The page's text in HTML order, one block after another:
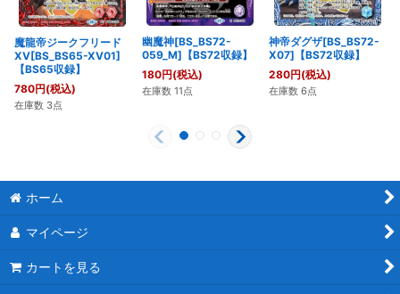
魔龍帝ジークフリード
XV[BS_BS65-XV01]
【BS65収録】
780円(税込)
在庫数 3点
幽魔神[BS_BS72-
059_M]【BS72収録】
180円(税込)
在庫数 11点
神帝ダグザ[BS_BS72-
X07]【BS72収録】
280円(税込)
在庫数 6点
ホーム
マイページ
カートを見る